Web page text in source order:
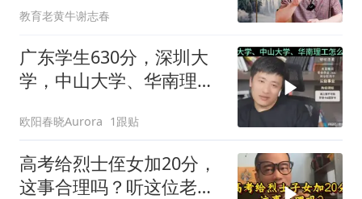
教育老黄牛谢志春
广东学生630分，深圳大
学，中山大学、华南理工
欧阳春晓Aurora 1跟贴
高考给烈士侄女加20分，
这事合理吗？听这位老师